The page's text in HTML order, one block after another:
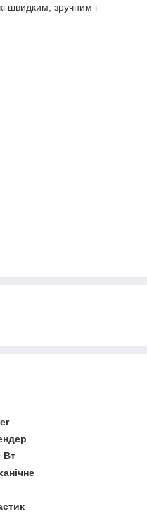
швидким, зручним і
Вт